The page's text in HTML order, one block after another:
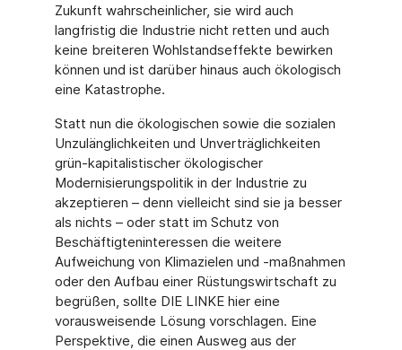
Zukunft wahrscheinlicher, sie wird auch
langfristig die Industrie nicht retten und auch
keine breiteren Wohlstandseffekte bewirken
können und ist darüber hinaus auch ökologisch
eine Katastrophe.
Statt nun die ökologischen sowie die sozialen
Unzulänglichkeiten und Unverträglichkeiten
grün-kapitalistischer ökologischer
Modernisierungspolitik in der Industrie zu
akzeptieren – denn vielleicht sind sie ja besser
als nichts – oder statt im Schutz von
Beschäftigteninteressen die weitere
Aufweichung von Klimazielen und -maßnahmen
oder den Aufbau einer Rüstungswirtschaft zu
begrüßen, sollte DIE LINKE hier eine
vorausweisende Lösung vorschlagen. Eine
Perspektive, die einen Ausweg aus der